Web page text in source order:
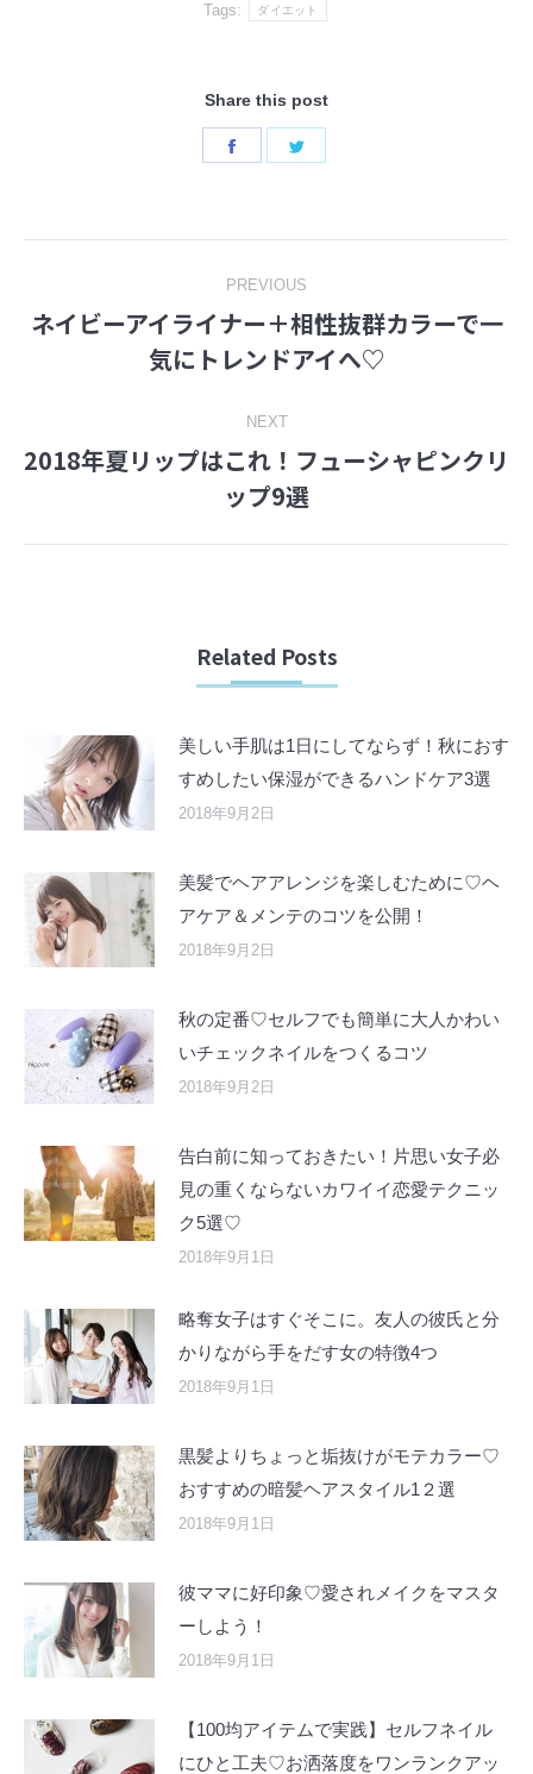
Tags: ダイエット
Share this post
Share
navigation
PREVIOUS
Previous
post:
ネイビーアイライナー＋相性抜群カラーで一
気にトレンドアイへ♡
NEXT
Next
post:
2018年夏リップはこれ！フューシャピンクリ
ップ9選
Related Posts
美しい手肌は1日にしてならず！秋におす
すめしたい保湿ができるハンドケア3選
2018年9月2日
美髪でヘアアレンジを楽しむために♡ヘ
アケア＆メンテのコツを公開！
2018年9月2日
秋の定番♡セルフでも簡単に大人かわい
いチェックネイルをつくるコツ
2018年9月2日
告白前に知っておきたい！片思い女子必
見の重くならないカワイイ恋愛テクニッ
ク5選♡
2018年9月1日
略奪女子はすぐそこに。友人の彼氏と分
かりながら手をだす女の特徴4つ
2018年9月1日
黒髪よりちょっと垢抜けがモテカラー♡
おすすめの暗髪ヘアスタイル1２選
2018年9月1日
彼ママに好印象♡愛されメイクをマスタ
ーしよう！
2018年9月1日
【100均アイテムで実践】セルフネイル
にひと工夫♡お洒落度をワンランクアッ